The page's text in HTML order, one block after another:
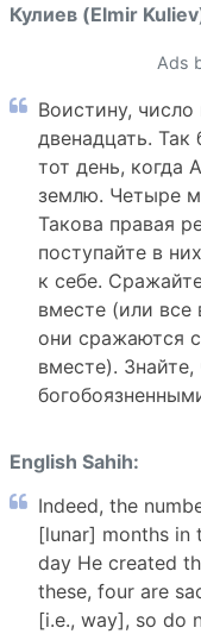
Кулиев (Elmir
Ads
Воистину,
двенадцать.
тот день, когда
землю. Четыре
Такова правая
поступайте в
к себе.
вместе (или все
они сражаются
вместе).
English Sahih:
Indeed, the
[lunar] months
day He created
these, four are
[i.e., way], so do